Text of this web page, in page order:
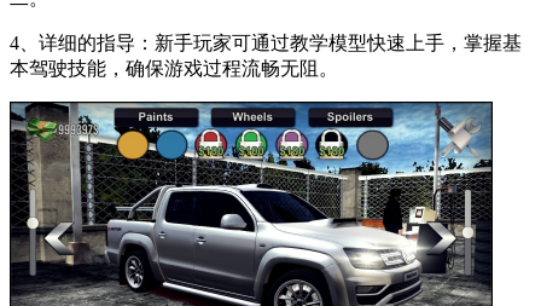
4、详细的指导：新手玩家可通过教学模型快速上手，掌握基
本驾驶技能，确保游戏过程流畅无阻。